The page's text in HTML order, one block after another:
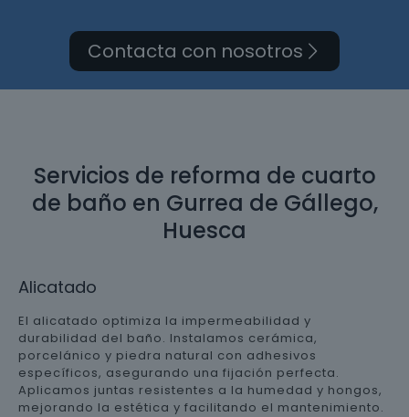
Contacta con nosotros
Servicios de reforma de cuarto
de baño en Gurrea de Gállego,
Huesca
Alicatado
El alicatado optimiza la impermeabilidad y
durabilidad del baño. Instalamos cerámica,
porcelánico y piedra natural con adhesivos
específicos, asegurando una fijación perfecta.
Aplicamos juntas resistentes a la humedad y hongos,
mejorando la estética y facilitando el mantenimiento.